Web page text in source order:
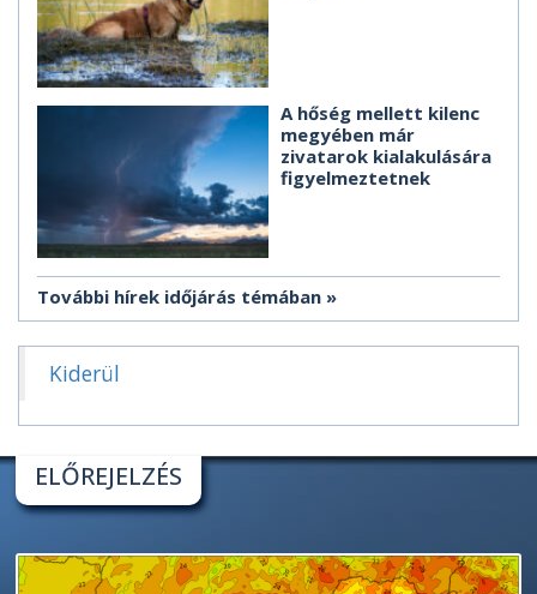
A hőség mellett kilenc
megyében már
zivatarok kialakulására
figyelmeztetnek
További hírek időjárás témában
Kiderül
ELŐREJELZÉS